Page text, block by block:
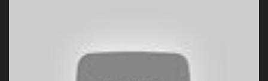
Ando en la colonia bien acelerado traigo un M2 que nunca me ha
fallado para mi compadre mandó un fuerte abrazo también al